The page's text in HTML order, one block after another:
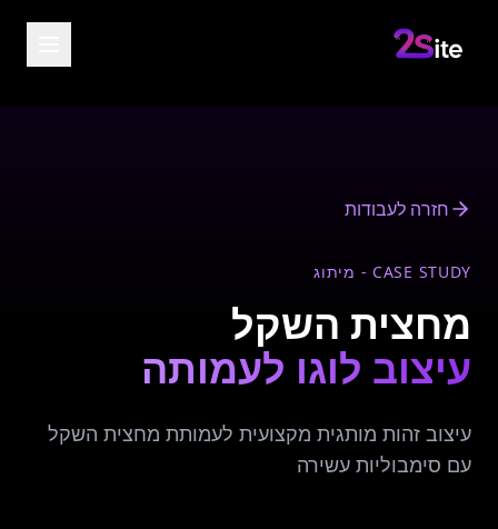
חזרה לעבודות
CASE STUDY - מיתוג
מחצית השקל
עיצוב לוגו לעמותה
עיצוב זהות מותגית מקצועית לעמותת מחצית השקל
עם סימבוליות עשירה